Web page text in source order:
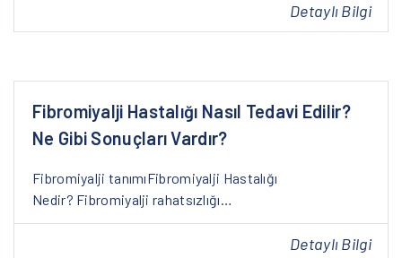
Detaylı Bilgi
Fibromiyalji Hastalığı Nasıl Tedavi Edilir?
Ne Gibi Sonuçları Vardır?
Fibromiyalji tanımıFibromiyalji Hastalığı
Nedir? Fibromiyalji rahatsızlığı…
Detaylı Bilgi